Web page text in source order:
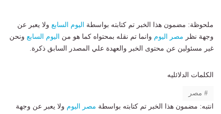
ملحوظة: مضمون هذا الخبر تم كتابته بواسطة اليوم السابع ولا يعبر عن
وجهة نظر مصر اليوم وانما تم نقله بمحتواه كما هو من اليوم السابع ونحن
غير مسئولين عن محتوى الخبر والعهدة علي المصدر السابق ذكرة.
الكلمات الدلائليه
مصر
انتبه: مضمون هذا الخبر تم كتابته بواسطة مصر اليوم ولا يعبر عن وجهة